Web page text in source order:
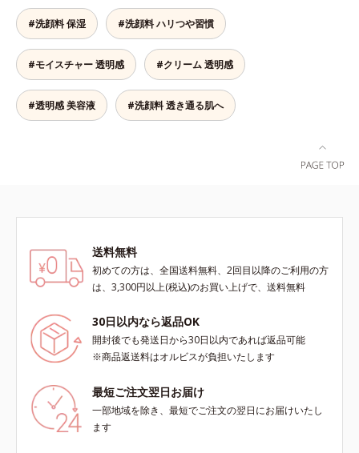
の輝きを生かして澄み渡る、輝き透
明肌を叶えます。L＝さっぱりタイ
プ（脂性肌～普通肌）M＝しっとり
タイプ（普通肌～乾性肌）*1 シ
ミ・ソバカスが肌表面にあらわれる
こと*2 メラニンの生成を抑え、シ
ミ・ソバカスを防ぐ*3 うるおいに
よる透明感のある肌*4 日本化粧品
キス、油溶性甘草エキス（2）*9 乾
燥など
アンズ果汁で、角質を自然にはがれ
やすく浮かせてから、「消しゴム」
のようにポロポロに巻き込んで取り
除きます。水を利用して取り除く仕
組みなので、強い酸を使った科学的
なピーリングやゴシゴシこする方法
と違い、必要以上に角質を取り過ぎ
だから、化粧水の浸透力もいつもと
合わせて週1～2回の美肌ケア。なめ
らかで透明感あふれる素肌へ導きま
す。* 乾燥や角質肥厚、キメの乱れ
#洗顔料 保湿 #洗顔料 ハリつや習慣
#モイスチャー 透明感 #クリーム 透明感
#透明感 美容液 #洗顔料 透き通る肌へ
送料無料
初めての方は、全国送料無料、2回目以降のご利用の方
は、3,300円以上(税込)のお買い上げで、送料無料
30日以内なら返品OK
開封後でも発送日から30日以内であれば返品可能
※商品返送料はオルビスが負担いたします
最短ご注文翌日お届け
一部地域を除き、最短でご注文の翌日にお届けいたし
ます